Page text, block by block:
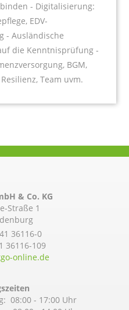
- Digitalisierung:
EDV-
- Ausländische
die Kenntnisprüfung -
BGM,
Team uvm.
& Co. KG
Straße 1
36116-0
36116-109
online.de
08:00 - 17:00 Uhr